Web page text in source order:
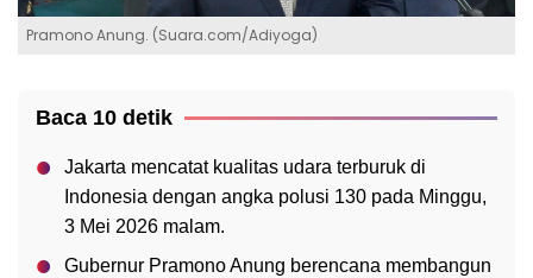
Pramono Anung. (Suara.com/Adiyoga)
Baca 10 detik
Jakarta mencatat kualitas udara terburuk di
Indonesia dengan angka polusi 130 pada Minggu,
3 Mei 2026 malam.
Gubernur Pramono Anung berencana membangun